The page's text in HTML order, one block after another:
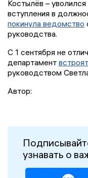
Костылёв –
вступления в
покинула ведомство
руководства.
С 1 сентября не
департамент
руководством
Автор:
узнавать о